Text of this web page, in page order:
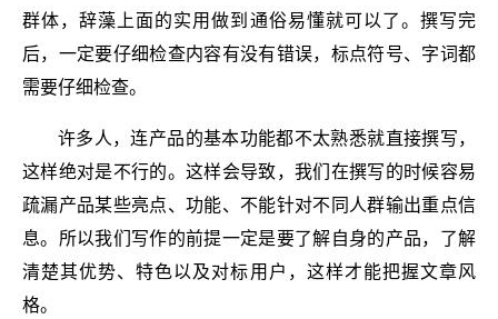
群体，辞藻上面的实用做到通俗易懂就可以了。撰写完
后，一定要仔细检查内容有没有错误，标点符号、字词都
需要仔细检查。
许多人，连产品的基本功能都不太熟悉就直接撰写，
这样绝对是不行的。这样会导致，我们在撰写的时候容易
疏漏产品某些亮点、功能、不能针对不同人群输出重点信
息。所以我们写作的前提一定是要了解自身的产品，了解
清楚其优势、特色以及对标用户，这样才能把握文章风
格。